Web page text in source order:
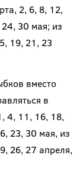
2, 6, 8, 12,
30 мая; из
19, 21, 23
вместо
в
4, 11, 16, 18,
23, 30 мая, из
26, 27 апреля,